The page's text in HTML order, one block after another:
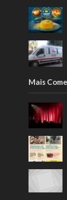
Mais